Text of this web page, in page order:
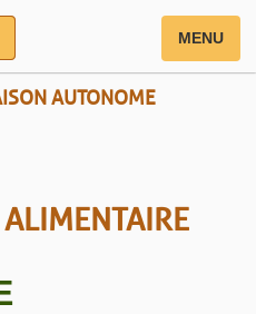
AUTONOME
MENU